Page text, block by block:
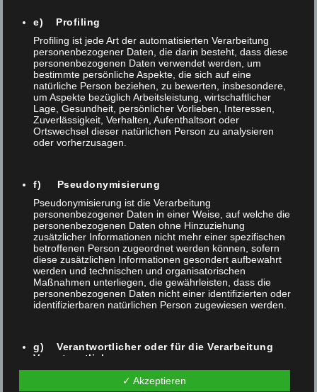
Verfasst am 08 Apr. 2026 / 0 / Thomas Anner
AUTOMATISIERTE LASERBESCHRIFTUNG
FÜR HÖCHSTE ANFORDERUNGEN IN DER
MEDIZINTECHNIK
Gemeinsam mit der Diener AG und Wenger Automation &
Foba‑Laserbeschriftungsanlage erfolgreich automatisiert und
erweitert. Die neue Lösung steigert Effizienz, Prozesssicherheit
und Autonomie deutlich – bei gleichbleibend höchsten
Qualitäts- und Compliance‑Standards der Medizintechnik. Das
Projekt zeigt, wie sich bestehende Anlagen durch intelligente
Automationskonzepte modernisieren...
e) Profiling
Profiling ist jede Art der automatisierten Verarbeitung
personenbezogener Daten, die darin besteht, dass diese
personenbezogenen Daten verwendet werden, um
bestimmte persönliche Aspekte, die sich auf eine
natürliche Person beziehen, zu bewerten, insbesondere,
um Aspekte bezüglich Arbeitsleistung, wirtschaftlicher
Lage, Gesundheit, persönlicher Vorlieben, Interessen,
Zuverlässigkeit, Verhalten, Aufenthaltsort oder
Ortswechsel dieser natürlichen Person zu analysieren
oder vorherzusagen.
f) Pseudonymisierung
Pseudonymisierung ist die Verarbeitung
personenbezogener Daten in einer Weise, auf welche die
personenbezogenen Daten ohne Hinzuziehung
zusätzlicher Informationen nicht mehr einer spezifischen
betroffenen Person zugeordnet werden können, sofern
diese zusätzlichen Informationen gesondert aufbewahrt
werden und technischen und organisatorischen
Maßnahmen unterliegen, die gewährleisten, dass die
personenbezogenen Daten nicht einer identifizierten oder
identifizierbaren natürlichen Person zugewiesen werden.
g) Verantwortlicher oder für die Verarbeitung
Verantwortlicher
Verantwortlicher oder für die Verarbeitung Verantwortlicher
ist die natürliche oder juristische Person, Behörde,
✓ Akzeptieren